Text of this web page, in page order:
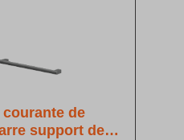
courante de
support de